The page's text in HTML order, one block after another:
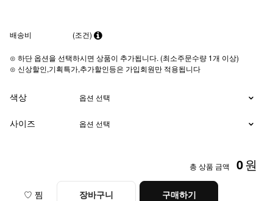
배송비 (조건)
⊙ 하단 옵션을 선택하시면 상품이 추가됩니다. (최소주문수량 1개 이상)
⊙ 신상할인,기획특가,추가할인등은 가입회원만 적용됩니다
색상
사이즈
총 상품 금액 0원
♡ 찜 장바구니 구매하기